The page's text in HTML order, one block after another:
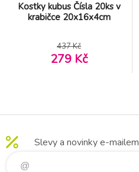
Kostky kubus Čísla 20ks v
krabičce 20x16x4cm
437 Kč
279 Kč
Slevy a novinky e-mailem